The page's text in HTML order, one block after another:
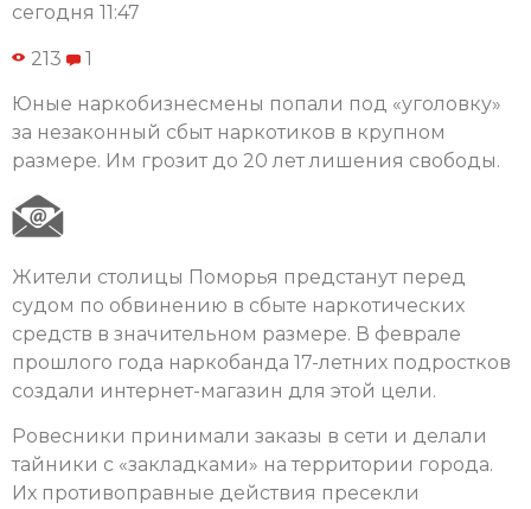
сегодня 11:47
213 1
Юные наркобизнесмены попали под «уголовку»
за незаконный сбыт наркотиков в крупном
размере. Им грозит до 20 лет лишения свободы.
Жители столицы Поморья предстанут перед
судом по обвинению в сбыте наркотических
средств в значительном размере. В феврале
прошлого года наркобанда 17-летних подростков
создали интернет-магазин для этой цели.
Ровесники принимали заказы в сети и делали
тайники с «закладками» на территории города.
Их противоправные действия пресекли